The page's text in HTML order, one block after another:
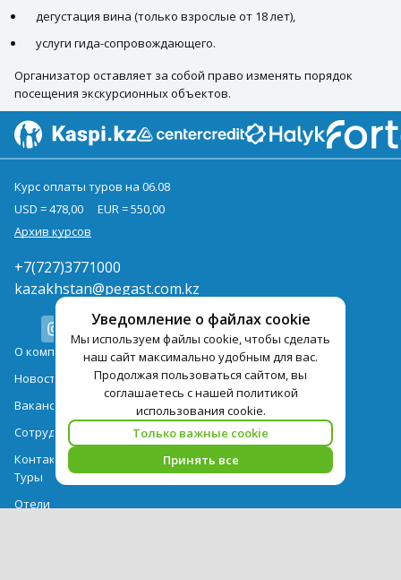
дегустация вина (только взрослые от 18 лет),
услуги гида-сопровождающего.
Организатор оставляет за собой право изменять порядок
посещения экскурсионных объектов.
Уведомление о файлах cookie
Мы используем файлы cookie, чтобы сделать
наш сайт максимально удобным для вас.
Продолжая пользоваться сайтом, вы
соглашаетесь с нашей политикой
использования cookie.
Только важные cookie
Принять все
Курс оплаты туров на 06.08
USD = 478,00
EUR = 550,00
Архив курсов
+7(727)3771000
kazakhstan@pegast.com.kz
О компании
Новости
Вакансии
Сотрудничество
Контактная информация
Туры
Отели